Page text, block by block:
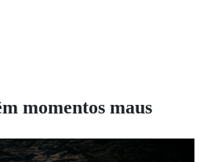
momentos maus